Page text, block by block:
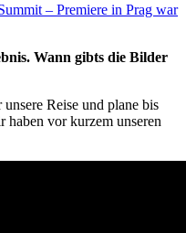
– Premiere in Prag war
Wann gibts die Bilder
Reise und plane bis
haben vor kurzem unseren